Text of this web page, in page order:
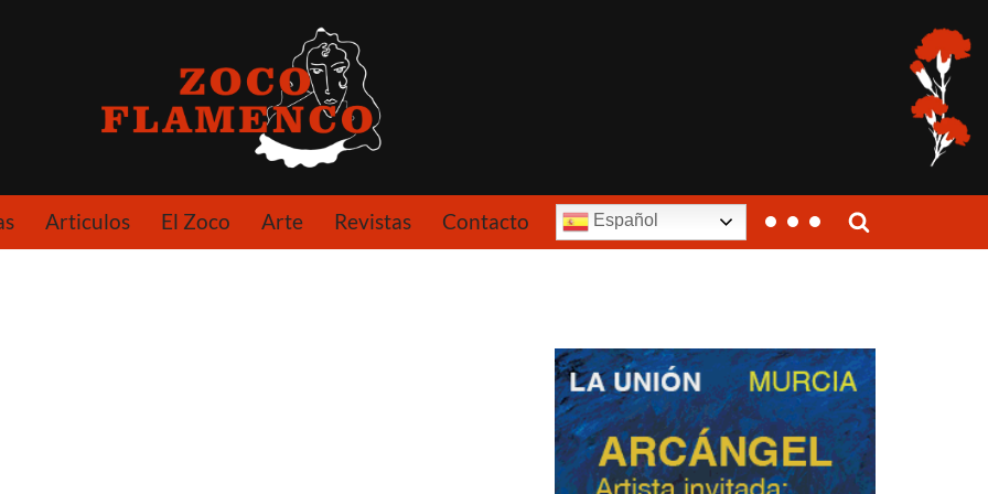
Articulos El Zoco Arte Revistas Contacto Español